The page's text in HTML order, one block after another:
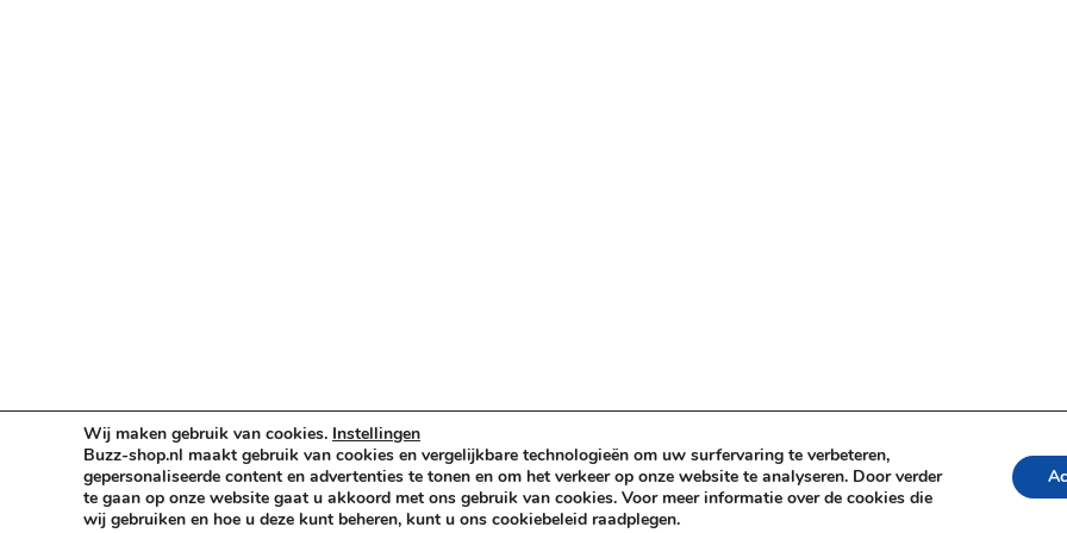
Privacybeleid
Cookiebeleid
Copyright © 2026 Buzz-Shop.nl. Alle rechten voorbehouden.
Wij maken gebruik van cookies. Instellingen
Buzz-shop.nl maakt gebruik van cookies en vergelijkbare technologieën om uw surfervaring te verbeteren,
gepersonaliseerde content en advertenties te tonen en om het verkeer op onze website te analyseren. Door verder
te gaan op onze website gaat u akkoord met ons gebruik van cookies. Voor meer informatie over de cookies die
wij gebruiken en hoe u deze kunt beheren, kunt u ons cookiebeleid raadplegen.